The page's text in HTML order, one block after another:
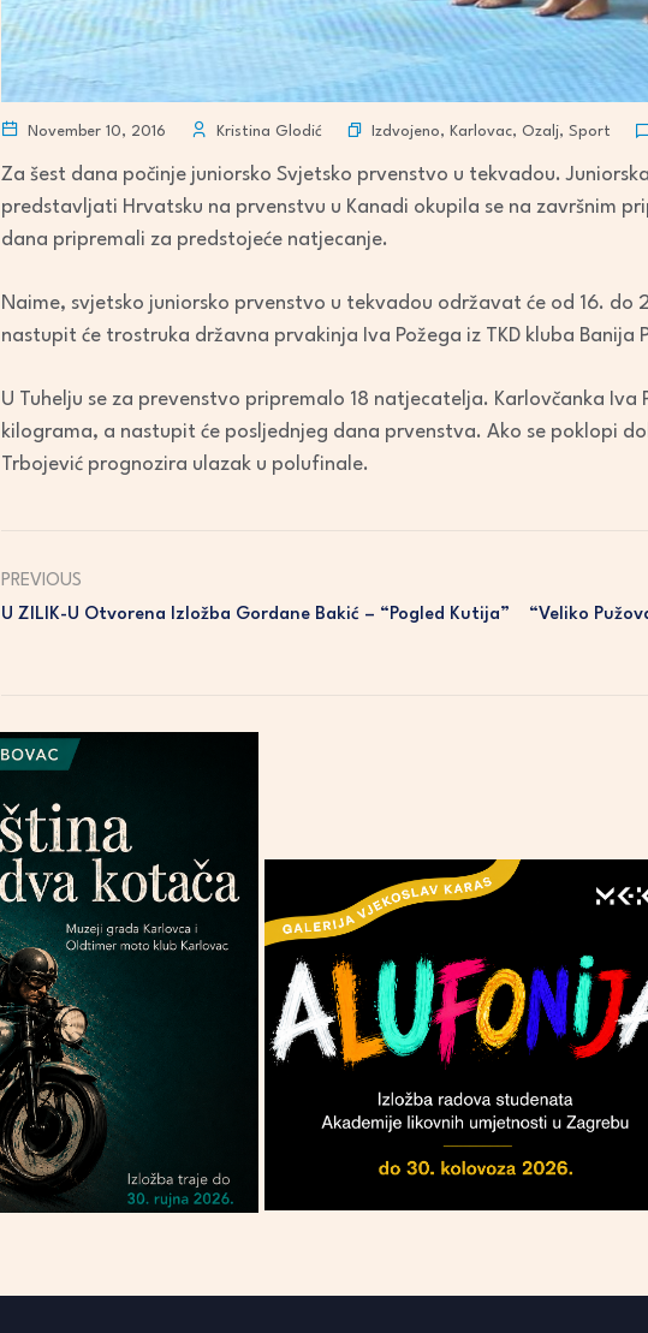
November 10, 2016 Kristina Glodić Izdvojeno, Karlovac, Ozalj, Sport
Za šest dana počinje juniorsko Svjetsko prvenstvo u tekvadou.
predstavljati Hrvatsku na prvenstvu u Kanadi okupila se na završnim
dana pripremali za predstojeće natjecanje.
Naime, svjetsko juniorsko prvenstvo u tekvadou održavat će od 16.
nastupit će trostruka državna prvakinja Iva Požega iz TKD kluba Banija
U Tuhelju se za prevenstvo pripremalo 18 natjecatelja. Karlovčanka
kilograma, a nastupit će posljednjeg dana prvenstva. Ako se poklopi
Trbojević prognozira ulazak u polufinale.
PREVIOUS
U ZILIK-U Otvorena Izložba Gordane Bakić – “Pogled Kutija”
“Veliko